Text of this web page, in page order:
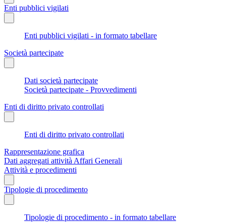
Enti pubblici vigilati
Enti pubblici vigilati - in formato tabellare
Società partecipate
Dati società partecipate
Società partecipate - Provvedimenti
Enti di diritto privato controllati
Enti di diritto privato controllati
Rappresentazione grafica
Dati aggregati attività Affari Generali
Attività e procedimenti
Tipologie di procedimento
Tipologie di procedimento - in formato tabellare